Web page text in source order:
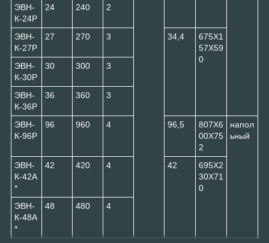
ЭВН-
К-24Р
24 240 2
ЭВН-
К-27Р
27 270 3 34,4
675Х1
57Х59
0
ЭВН-
К-30Р
30 300 3
ЭВН-
К-36Р
36 360 3
ЭВН-
К-96Р
96 960 4 96,5
807Х6
00Х75
2
напол
ьный
ЭВН-
К-42А
*
42 420 4 42
695Х2
30Х71
0
ЭВН-
К-48А
*
48 480 4